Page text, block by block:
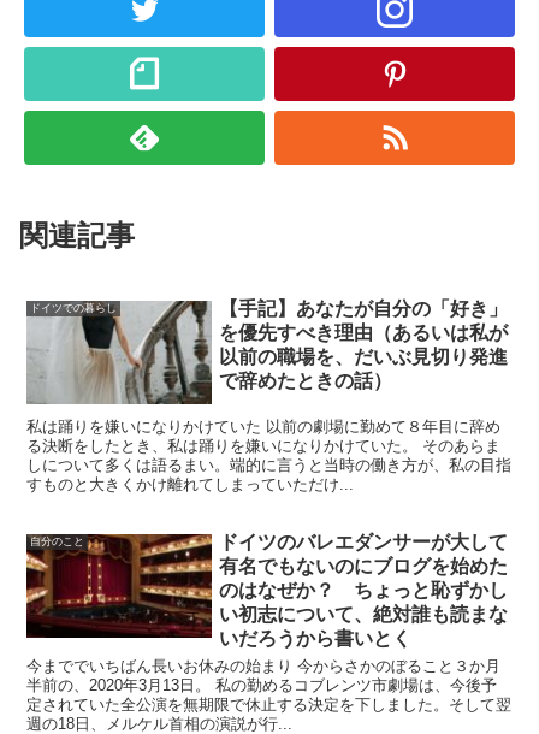
関連記事
ドイツでの暮らし
【手記】あなたが自分の「好き」
を優先すべき理由（あるいは私が
以前の職場を、だいぶ見切り発進
で辞めたときの話）
私は踊りを嫌いになりかけていた 以前の劇場に勤めて８年目に辞め
る決断をしたとき、私は踊りを嫌いになりかけていた。 そのあらま
しについて多くは語るまい。端的に言うと当時の働き方が、私の目指
すものと大きくかけ離れてしまっていただけ...
自分のこと
ドイツのバレエダンサーが大して
有名でもないのにブログを始めた
のはなぜか？ ちょっと恥ずかし
い初志について、絶対誰も読まな
いだろうから書いとく
今まででいちばん長いお休みの始まり 今からさかのぼること３か月
半前の、2020年3月13日。 私の勤めるコブレンツ市劇場は、今後予
定されていた全公演を無期限で休止する決定を下しました。そして翌
週の18日、メルケル首相の演説が行...